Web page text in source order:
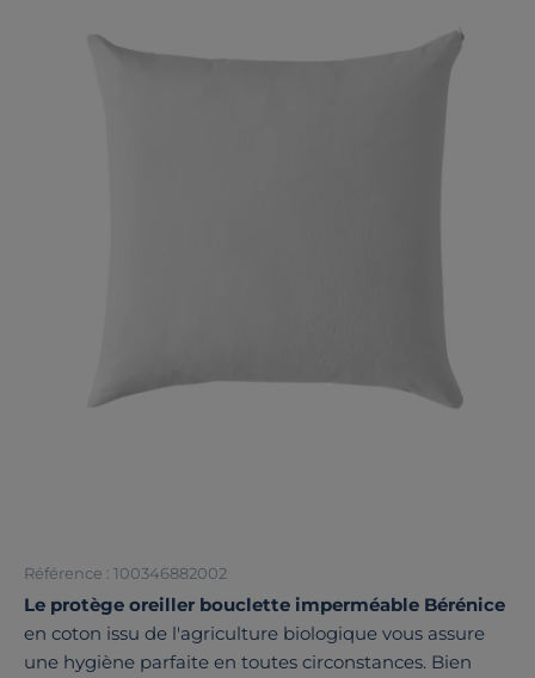
Référence : 100346882002
Le protège oreiller bouclette imperméable Bérénice
en coton issu de l'agriculture biologique vous assure
une hygiène parfaite en toutes circonstances. Bien